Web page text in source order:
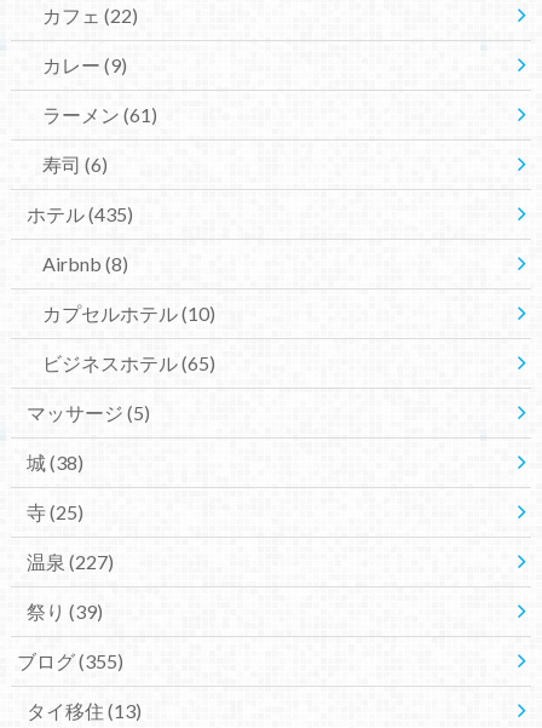
カフェ (22)
カレー (9)
ラーメン (61)
寿司 (6)
ホテル(435)
Airbnb (8)
カプセルホテル(10)
ビジネスホテル(65)
マッサージ (5)
城(38)
寺(25)
温泉 (227)
祭り (39)
ブログ(355)
タイ移住 (13)